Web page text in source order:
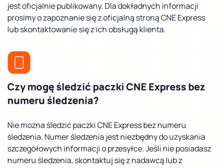
jest oficjalnie publikowany. Dla dokładnych informacji
prosimy o zapoznanie się z oficjalną stroną CNE Express
lub skontaktowanie się z ich obsługą klienta.
Czy mogę śledzić paczki CNE Express bez
numeru śledzenia?
Nie można śledzić paczki CNE Express bez numeru
śledzenia. Numer śledzenia jest niezbędny do uzyskania
szczegółowych informacji o przesyłce. Jeśli nie posiadasz
numeru śledzenia, skontaktuj się z nadawcą lub z